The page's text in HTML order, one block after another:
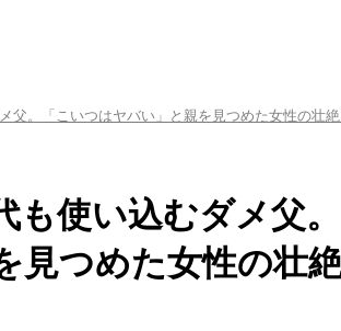
父。「こいつはヤバい」と親を見つめた女性の壮
も使い込むダメ父
見つめた女性の壮